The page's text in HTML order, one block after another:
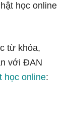
học online
từ khóa,
với ĐAN
học online: